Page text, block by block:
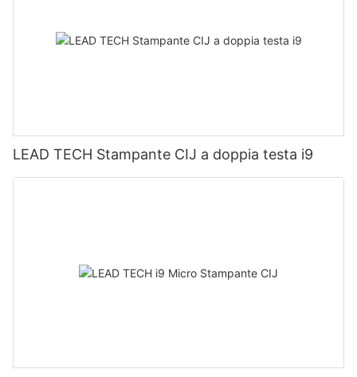
LEAD TECH Stampante CIJ a doppia testa i9